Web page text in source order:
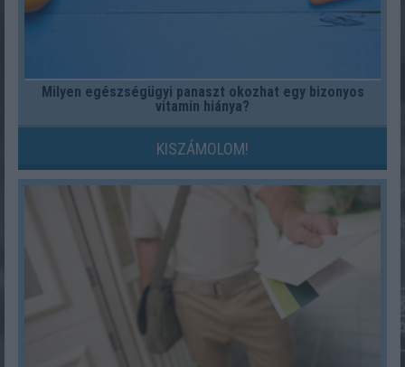
Milyen egészségügyi panaszt okozhat egy bizonyos
vitamin hiánya?
KISZÁMOLOM!